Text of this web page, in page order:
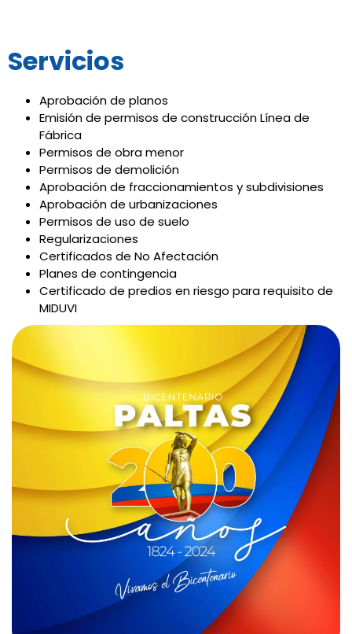
Servicios
Aprobación de planos
Emisión de permisos de construcción Línea de
Fábrica
Permisos de obra menor
Permisos de demolición
Aprobación de fraccionamientos y subdivisiones
Aprobación de urbanizaciones
Permisos de uso de suelo
Regularizaciones
Certificados de No Afectación
Planes de contingencia
Certificado de predios en riesgo para requisito de
MIDUVI